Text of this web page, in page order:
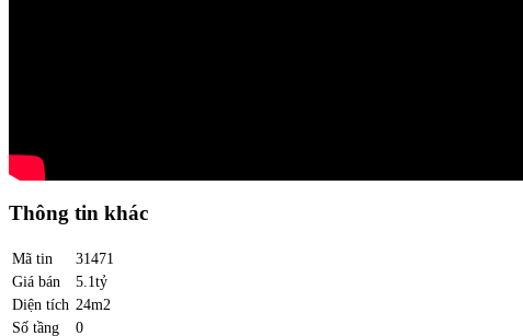
Thông tin khác
Mã tin
31471
Giá bán
5.1tỷ
Diện tích 24m2
Số tầng
0